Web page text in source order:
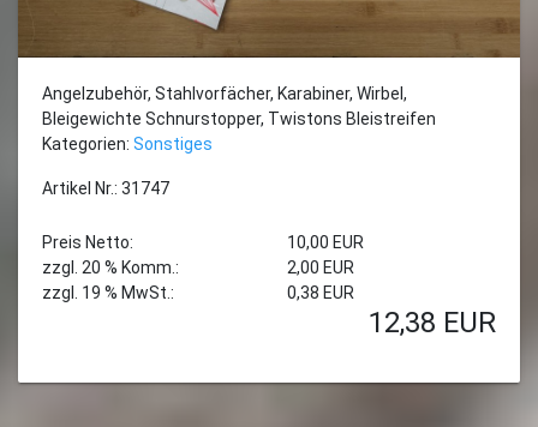
Angelzubehör, Stahlvorfächer, Karabiner, Wirbel,
Bleigewichte Schnurstopper, Twistons Bleistreifen
Kategorien: Sonstiges
Artikel Nr.: 31747
Preis Netto:
10,00 EUR
zzgl. 20 % Komm.:
2,00 EUR
zzgl. 19 % MwSt.:
0,38 EUR
12,38 EUR